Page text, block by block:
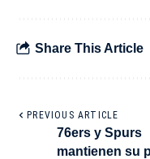
Share This Article
PREVIOUS ARTICLE
76ers y Spurs
mantienen su